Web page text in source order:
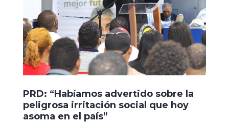
PRD: “Habíamos advertido sobre la
peligrosa irritación social que hoy
asoma en el país”